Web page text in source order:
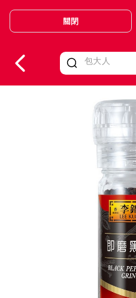
Valid Until 30 June 2026
關閉